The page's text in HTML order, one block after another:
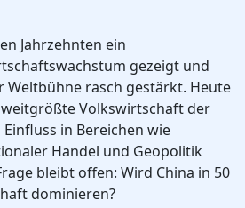
Jahrzehnten ein
gezeigt und
Weltbühne rasch gestärkt. Heute
Volkswirtschaft der
in Bereichen wie
Handel und Geopolitik
bleibt offen: Wird China in 50
dominieren?